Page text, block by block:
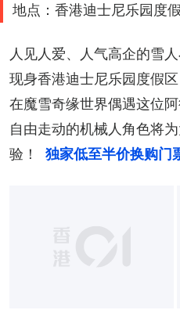
地点：香港迪士尼乐园度
人见人爱、人气高企的雪
现身香港迪士尼乐园度假
在魔雪奇缘世界偶遇这位
自由走动的机械人角色将
验！
独家低至半价换购门